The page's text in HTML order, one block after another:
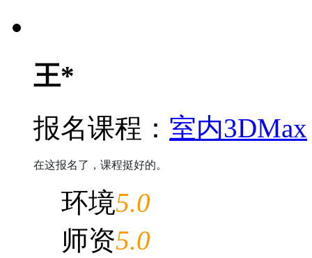
王*
报名课程： 室内3DMax
在这报名了，课程挺好的。
环境5.0
师资5.0